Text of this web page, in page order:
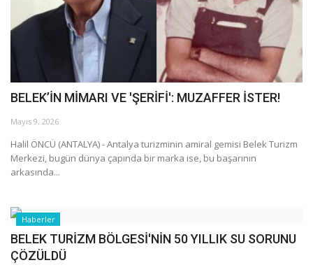
Halil ÖNCÜ kimdir?
KVKK Aydınlatma Metni
Haberler
Görüntülü
Araştırma - İnceleme
Röportajlar
Gezi - Yorum
BELEK’İN MİMARI VE 'ŞERİFİ': MUZAFFER İSTER!
Mayıs 9, 2026
Halil ÖNCÜ (ANTALYA) - Antalya turizminin amiral gemisi Belek Turizm
Merkezi, bugün dünya çapında bir marka ise, bu başarının
arkasında...
Haberler
BELEK TURİZM BÖLGESİ'NİN 50 YILLIK SU SORUNU
ÇÖZÜLDÜ